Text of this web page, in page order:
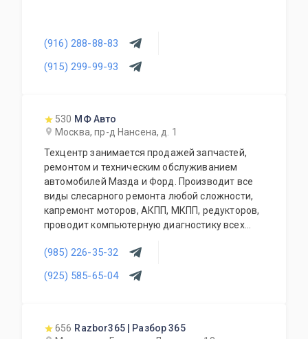
(916) 288-88-83
(915) 299-99-93
530 МФ Авто
Москва, пр-д Нансена, д. 1
Техцентр занимается продажей запчастей,
ремонтом и техническим обслуживанием
автомобилей Мазда и Форд. Производит все
виды слесарного ремонта любой сложности,
капремонт моторов, АКПП, МКПП, редукторов,
проводит компьютерную диагностику всех
инжекторов, заправку кондиционеров,
шиномонтаж, сход-развал, замена стекол,
установка парктроников и т.д. Также есть
магазин автозапчастей.
(985) 226-35-32
(925) 585-65-04
656 Razbor365 | Разбор 365